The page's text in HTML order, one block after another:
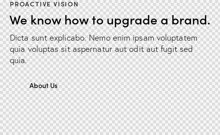
PROACTIVE VISION
We know how to upgrade a brand.
Dicta sunt explicabo. Nemo enim ipsam voluptatem
quia voluptas sit aspernatur aut odit aut fugit sed
quia.
About Us